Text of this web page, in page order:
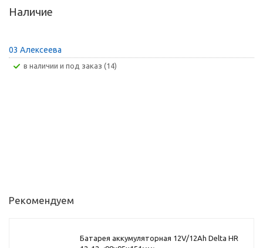
Наличие
03 Алексеева
В наличии и под заказ (14)
Рекомендуем
Батарея аккумуляторная 12V/12Ah Delta HR